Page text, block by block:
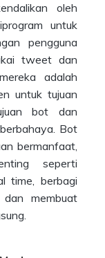
oleh
untuk
pengguna
tweet dan
adalah
untuk tujuan
bot dan
Bot
bermanfaat,
seperti
time, berbagi
membuat